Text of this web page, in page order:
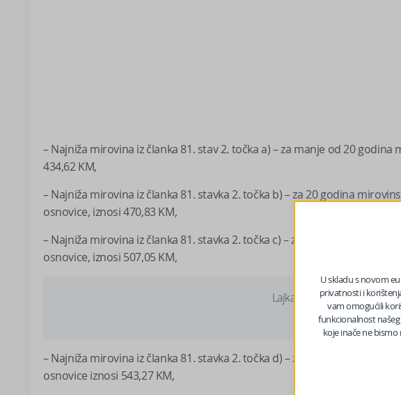
– Najniža mirovina iz članka 81. stav 2. točka a) – za manje od 20 godina
434,62 KM,
– Najniža mirovina iz članka 81. stavka 2. točka b) – za 20 godina
osnovice, iznosi 470,83 KM,
– Najniža mirovina iz članka 81. stavka 2. točka c) – za 25 godina
osnovice, iznosi 507,05 KM,
Lajkajte nas na Facebooku?
– Najniža mirovina iz članka 81. stavka 2. točka d) – za 30 godina
osnovice iznosi 543,27 KM,
U skladu s novom
privatnosti i
vam omogućili
funkcionalnost
koje inače ne